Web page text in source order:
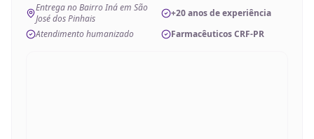
Entrega no Bairro Iná em São
José dos Pinhais
+20 anos de experiência
Atendimento humanizado
Farmacêuticos CRF-PR